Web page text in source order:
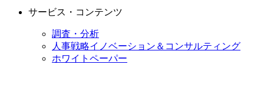
サービス・コンテンツ
調査・分析
人事戦略イノベーション＆コンサルティング
ホワイトペーパー